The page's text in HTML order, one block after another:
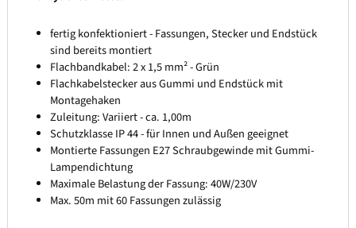
fertig konfektioniert - Fassungen, Stecker und Endstück
sind bereits montiert
Flachbandkabel: 2 x 1,5 mm² - Grün
Flachkabelstecker aus Gummi und Endstück mit
Montagehaken
Zuleitung: Variiert - ca. 1,00m
Schutzklasse IP 44 - für Innen und Außen geeignet
Montierte Fassungen E27 Schraubgewinde mit Gummi-
Lampendichtung
Maximale Belastung der Fassung: 40W/230V
Max. 50m mit 60 Fassungen zulässig